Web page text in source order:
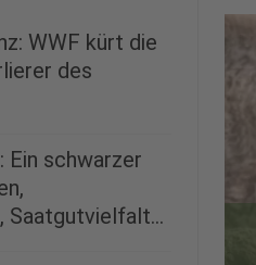
WWF kürt die
des
Ein schwarzer
Saatgutvielfalt...